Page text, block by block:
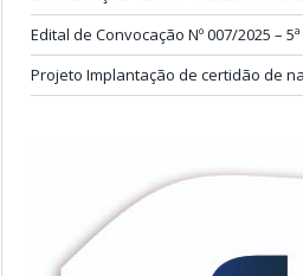
Edital de Convocação Nº 007/2025 –
Projeto Implantação de certidão de